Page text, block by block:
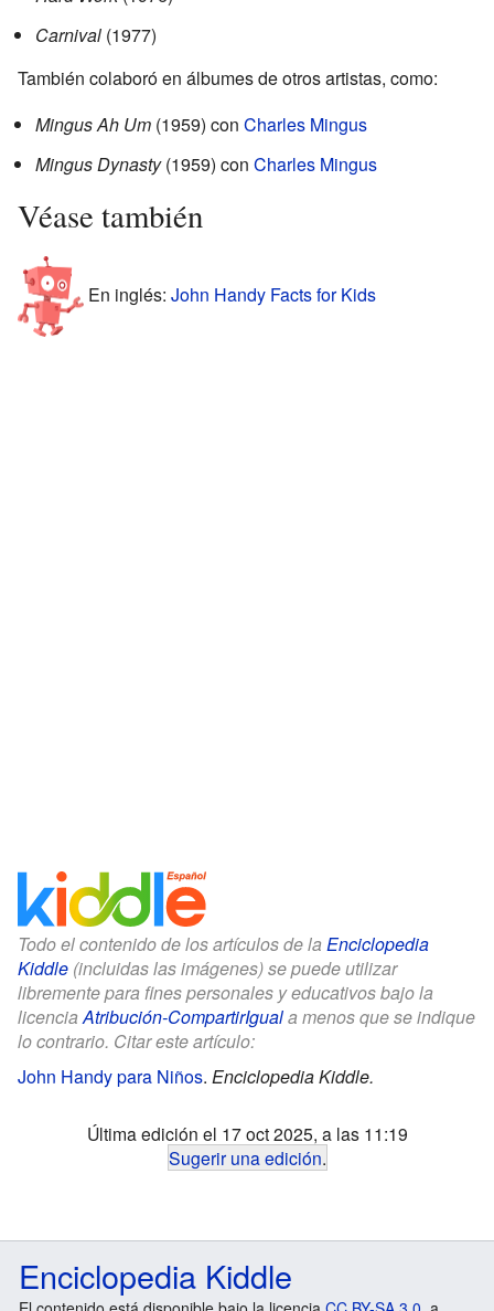
Carnival (1977)
También colaboró en álbumes de otros artistas, como:
Mingus Ah Um (1959) con Charles Mingus
Mingus Dynasty(1959) con Charles Mingus
Véase también
En inglés: John Handy Facts for Kids
Todo el contenido de los artículos de la Enciclopedia
Kiddle (incluidas las imágenes) se puede utilizar
libremente para fines personales y educativos bajo la
licenciaAtribución-CompartirIguala menos que se indique
lo contrario. Citar este artículo:
John Handy para Niños. Enciclopedia Kiddle.
Última edición el 17 oct 2025, a las 11:19
Sugerir una edición.
Enciclopedia Kiddle